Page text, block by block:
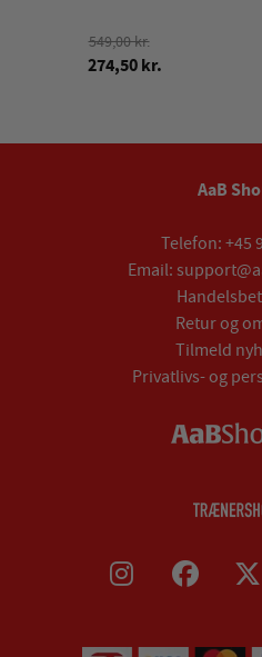
549,00 kr.
274,50 kr.
AaB
Telefon: +45
Email:
Retur og
Tilmeld
Privatlivs- og